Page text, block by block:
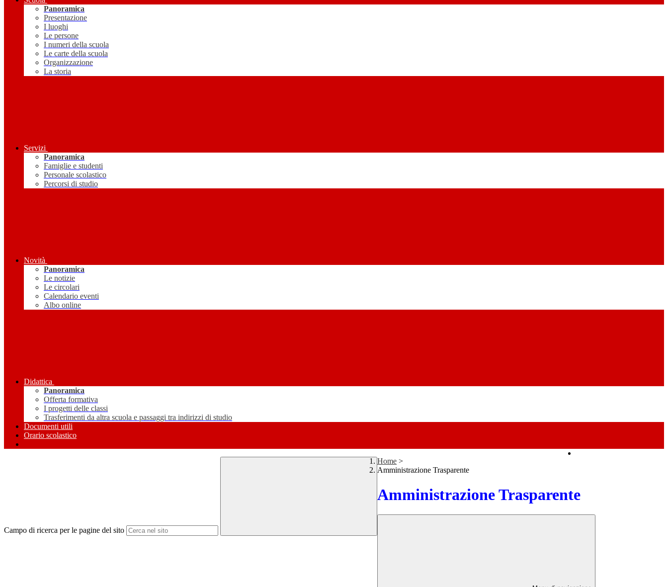
Panoramica
Presentazione
I luoghi
Le persone
I numeri della scuola
Le carte della scuola
Organizzazione
La storia
Servizi
Panoramica
Famiglie e studenti
Personale scolastico
Percorsi di studio
Novità
Panoramica
Le notizie
Le circolari
Calendario eventi
Albo online
Didattica
Panoramica
Offerta formativa
I progetti delle classi
Trasferimenti da altra scuola e passaggi tra indirizzi di studio
Documenti utili
Orario scolastico
Campo di ricerca per le pagine del sito
Home >
Amministrazione Trasparente
Amministrazione Trasparente